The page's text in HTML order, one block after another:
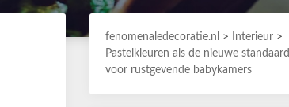
fenomenaledecoratie.nl > Interieur >
Pastelkleuren als de nieuwe standaard
voor rustgevende babykamers